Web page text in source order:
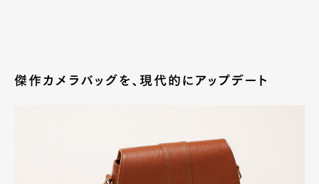
傑作カメラバッグを、現代的にアップデート